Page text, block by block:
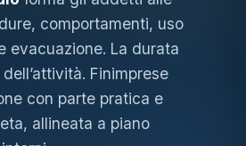
comportamenti, uso
evacuazione. La durata
Finimprese
con parte pratica e
allineata a piano